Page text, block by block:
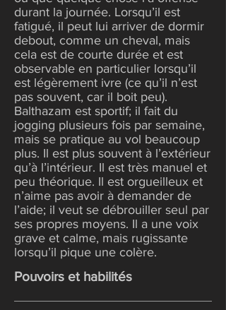
durant la journée. Lorsqu’il est
fatigué, il peut lui arriver de dormir
debout, comme un cheval, mais
cela est de courte durée et est
observable en particulier lorsqu’il
est légèrement ivre (ce qu’il n’est
pas souvent, car il boit peu).
Balthazam est sportif; il fait du
jogging plusieurs fois par semaine,
mais se pratique au vol beaucoup
plus. Il est plus souvent à l’extérieur
qu’à l’intérieur. Il est très manuel et
peu théorique. Il est orgueilleux et
n’aime pas avoir à demander de
l’aide; il veut se débrouiller seul par
ses propres moyens. Il a une voix
grave et calme, mais rugissante
lorsqu’il pique une colère.
Pouvoirs et habilités